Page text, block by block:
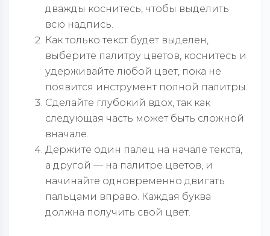
дважды коснитесь, чтобы выделить
всю надпись.
Как только текст будет выделен,
выберите палитру цветов, коснитесь и
удерживайте любой цвет, пока не
появится инструмент полной палитры.
Сделайте глубокий вдох, так как
следующая часть может быть сложной
вначале.
Держите один палец на начале текста,
а другой — на палитре цветов, и
начинайте одновременно двигать
пальцами вправо. Каждая буква
должна получить свой цвет.